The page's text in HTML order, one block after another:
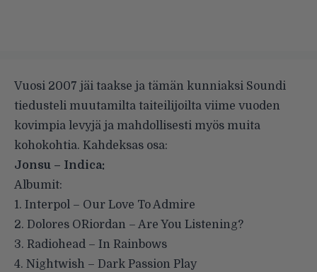
Vuosi 2007 jäi taakse ja tämän kunniaksi Soundi
tiedusteli muutamilta taiteilijoilta viime vuoden
kovimpia levyjä ja mahdollisesti myös muita
kohokohtia. Kahdeksas osa:
Jonsu – Indica:
Albumit:
1. Interpol – Our Love To Admire
2. Dolores O´Riordan – Are You Listening?
3. Radiohead – In Rainbows
4. Nightwish – Dark Passion Play